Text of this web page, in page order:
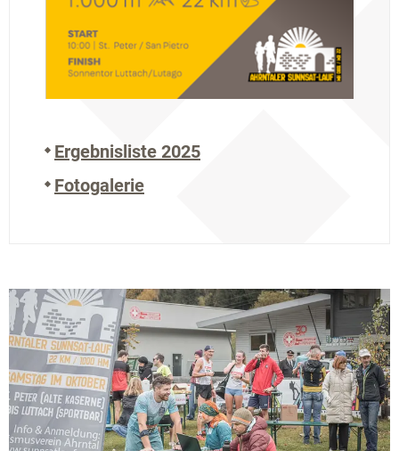
Ergebnisliste 2025
Fotogalerie